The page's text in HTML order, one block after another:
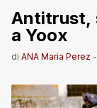
Antitrust,
a Yoox
di ANA Maria Perez -